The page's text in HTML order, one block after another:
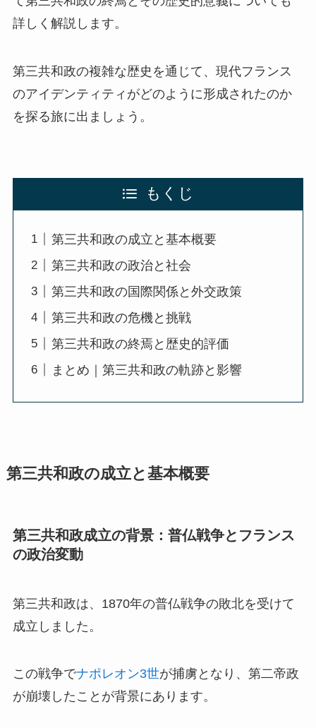
詳しく解説します。
第三共和政の複雑な歴史を通じて、現代フランス
のアイデンティティがどのように形成されたのか
を探る旅に出ましょう。
もくじ
第三共和政の成立と基本概要
第三共和政の政治と社会
第三共和政の国際関係と外交政策
第三共和政の危機と挑戦
第三共和政の終焉と歴史的評価
まとめ｜第三共和政の軌跡と影響
第三共和政の成立と基本概要
第三共和政成立の背景：普仏戦争とフランス
の政治変動
第三共和政は、1870年の普仏戦争の敗北を受けて
成立しました。
この戦争でナポレオン3世が捕虜となり、第二帝政
が崩壊したことが背景にあります。